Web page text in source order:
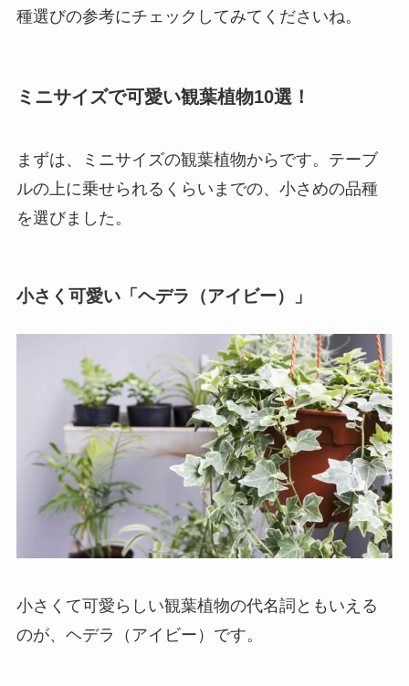
種選びの参考にチェックしてみてくださいね。
ミニサイズで可愛い観葉植物10選！
まずは、ミニサイズの観葉植物からです。テーブ
ルの上に乗せられるくらいまでの、小さめの品種
を選びました。
小さく可愛い「ヘデラ（アイビー）」
小さくて可愛らしい観葉植物の代名詞ともいえる
のが、ヘデラ（アイビー） です。